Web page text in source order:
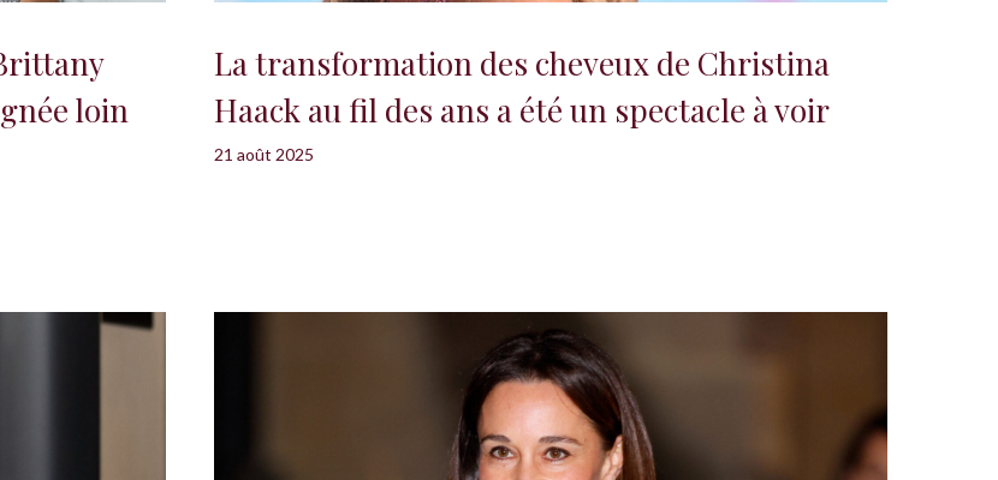
loin
La transformation des cheveux de Christina
Haack au fil des ans a été un spectacle à voir
21 août 2025